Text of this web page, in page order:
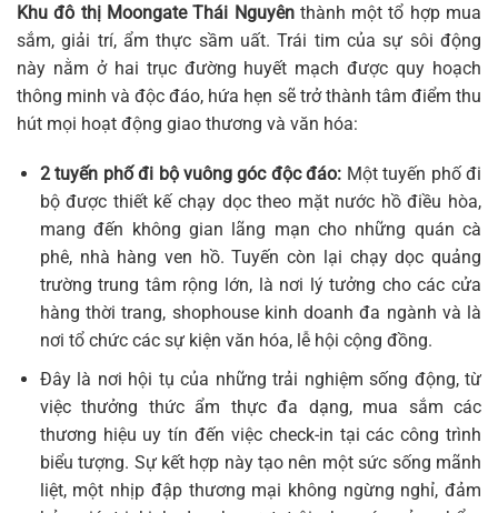
Khu đô thị Moongate Thái Nguyênthành một tổ hợp mua
sắm, giải trí, ẩm thực sầm uất. Trái tim của sự sôi động
này nằm ở hai trục đường huyết mạch được quy hoạch
thông minh và độc đáo, hứa hẹn sẽ trở thành tâm điểm thu
hút mọi hoạt động giao thương và văn hóa:
2 tuyến phố đi bộ vuông góc độc đáo: Một tuyến phố đi
bộ được thiết kế chạy dọc theo mặt nước hồ điều hòa,
mang đến không gian lãng mạn cho những quán cà
phê, nhà hàng ven hồ. Tuyến còn lại chạy dọc quảng
trường trung tâm rộng lớn, là nơi lý tưởng cho các cửa
hàng thời trang, shophouse kinh doanh đa ngành và là
nơi tổ chức các sự kiện văn hóa, lễ hội cộng đồng.
Đây là nơi hội tụ của những trải nghiệm sống động, từ
việc thưởng thức ẩm thực đa dạng, mua sắm các
thương hiệu uy tín đến việc check-in tại các công trình
biểu tượng. Sự kết hợp này tạo nên một sức sống mãnh
liệt, một nhịp đập thương mại không ngừng nghỉ, đảm